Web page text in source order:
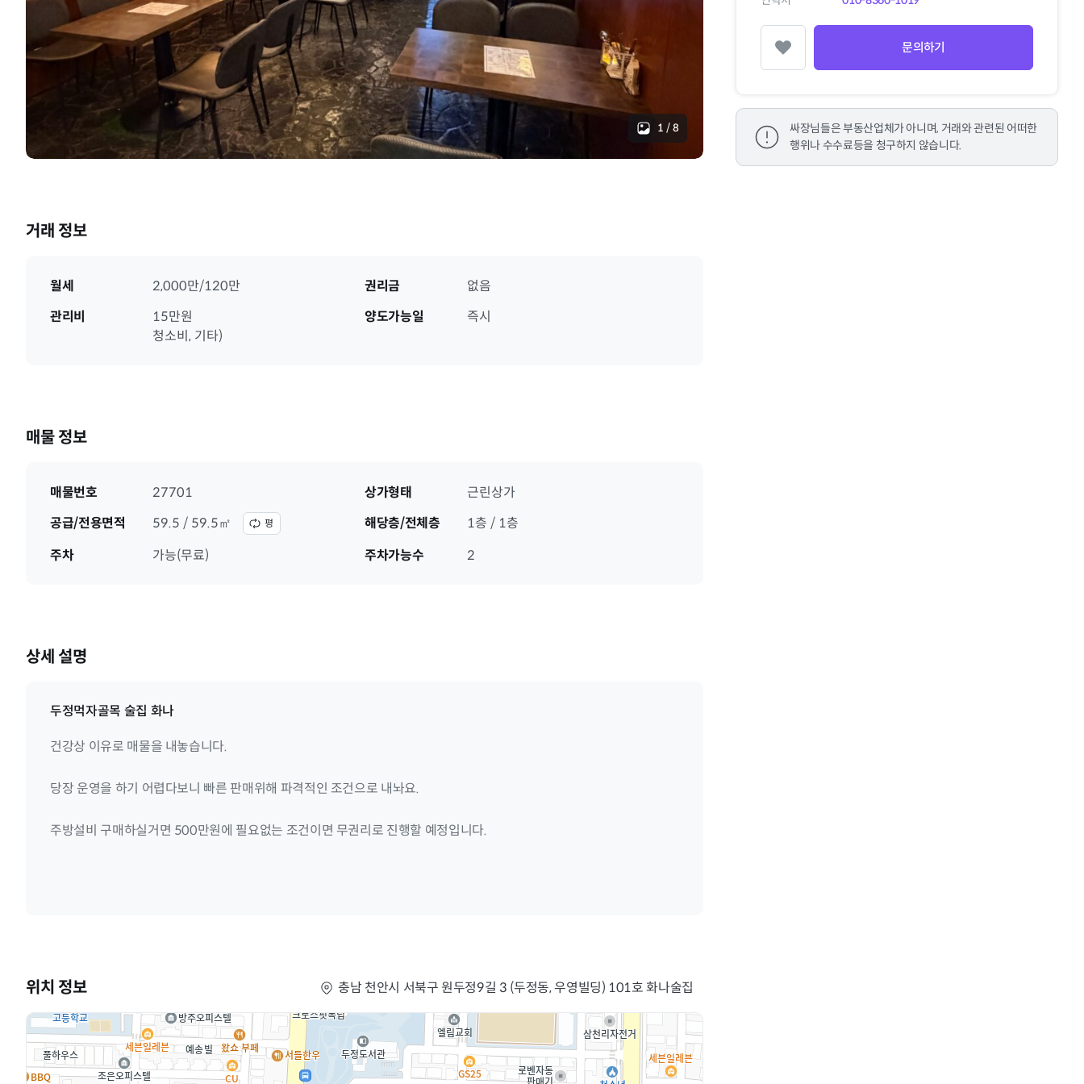
1 /8
거래 정보
월세 2,000만/120만 권리금
없음
관리비
15만원
청소비, 기타)
양도가능일 즉시
매물 정보
매물번호 27701 상가형태
근린상가
공급/전용면적
59.5 / 59.5㎡ 평 해당층/전체층
1층 / 1층
주차
가능(무료) 주차가능수 2
상세 설명
두정먹자골목 술집 화나
건강상 이유로 매물을 내놓습니다.
당장 운영을 하기 어렵다보니 빠른 판매위해 파격적인 조건으로 내놔요.
주방설비 구매하실거면 500만원에 필요없는 조건이면 무권리로 진행할 예정입니다.
위치 정보 충남 천안시 서북구 원두정9길 3 (두정동, 우영빌딩) 101호 화나술집
찜하기 문의하기
싸장님들은 부동산업체가 아니며, 거래와 관련된 어떠한
행위나 수수료등을 청구하지 않습니다.